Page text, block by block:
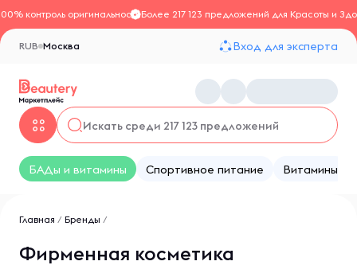
контроль оригинальностиБолее 217 123 предложений для Красоты и
Москва
RUB Вход для эксперта
БАДы и витамины Спортивное питание Витамины
Главная / Бренды /
Фирменная косметика